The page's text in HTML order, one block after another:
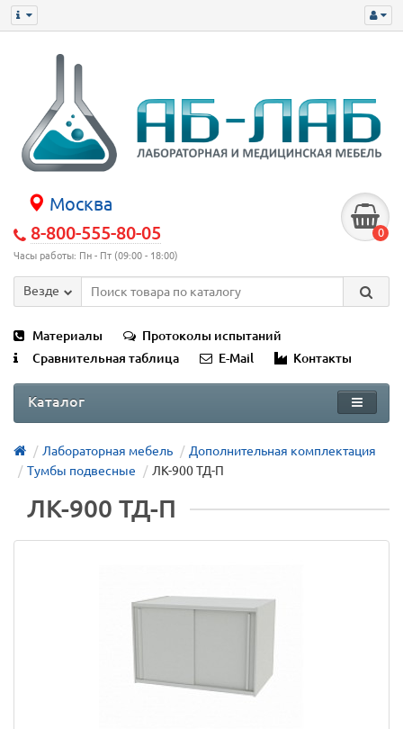
Москва
8-800-555-80-05
Часы работы: Пн - Пт (09:00 - 18:00)
0
Везде
Материалы
Протоколы испытаний
Сравнительная таблица
E-Mail Контакты
Каталог
Лабораторная мебель
Дополнительная комплектация
Тумбы подвесные
ЛК-900 ТД-П
ЛК-900 ТД-П